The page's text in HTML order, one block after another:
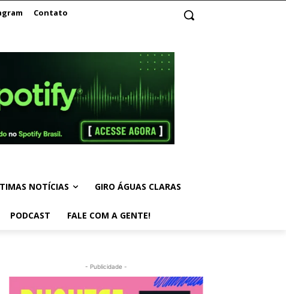
Contato
NOTÍCIAS GIRO ÁGUAS CLARAS
PODCAST FALE COM A GENTE!
- Publicidade -